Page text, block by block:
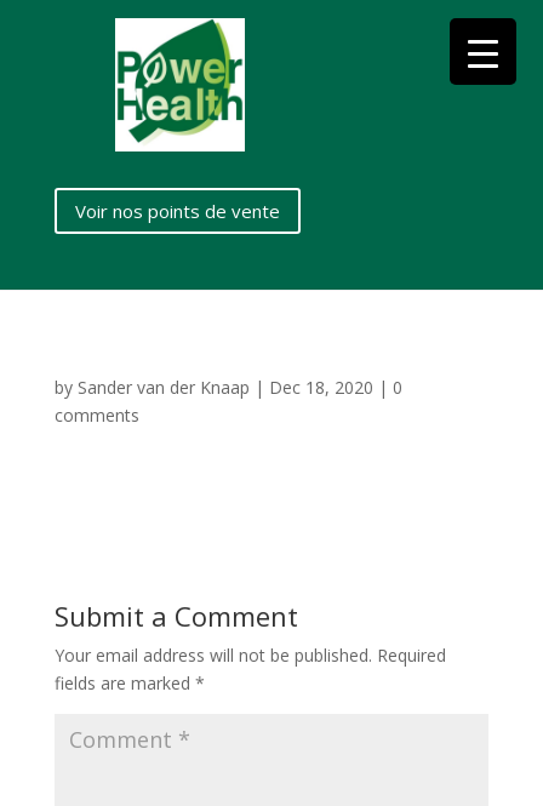
Voir nos points de vente
by Sander van der Knaap | Dec 18, 2020 | 0
comments
Submit a Comment
Your email address will not be published. Required
fields are marked *